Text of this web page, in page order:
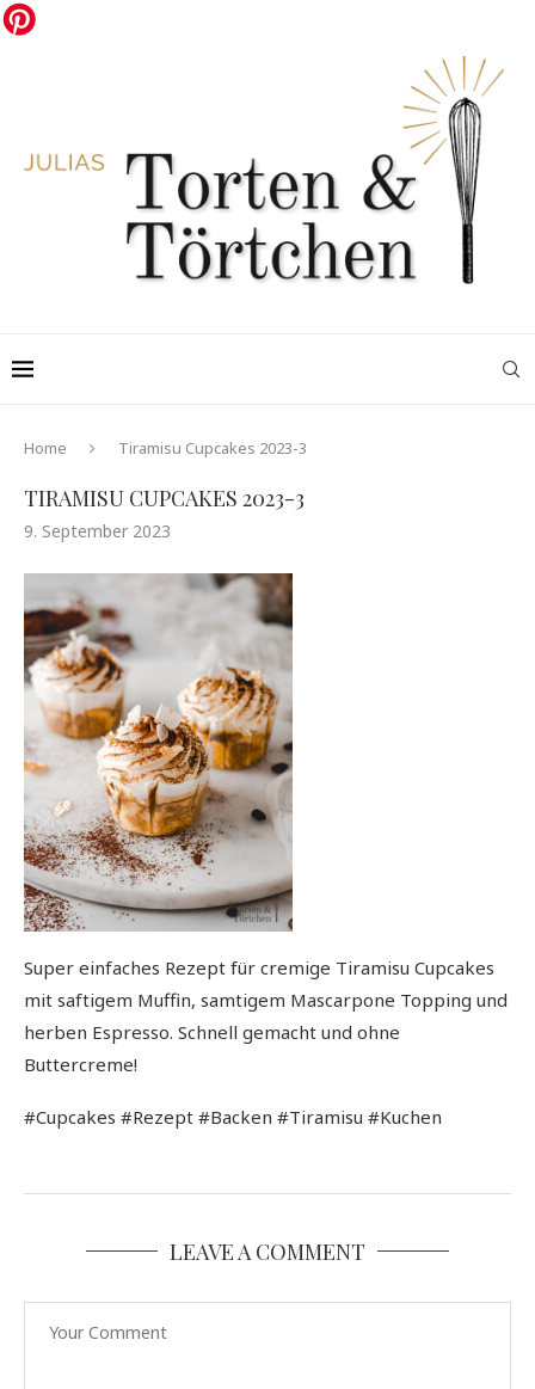
Home Tiramisu Cupcakes 2023-3
TIRAMISU CUPCAKES 2023-3
9. September 2023
Super einfaches Rezept für cremige Tiramisu Cupcakes
mit saftigem Muffin, samtigem Mascarpone Topping und
herben Espresso. Schnell gemacht und ohne
Buttercreme!
#Cupcakes #Rezept #Backen #Tiramisu #Kuchen
LEAVE A COMMENT